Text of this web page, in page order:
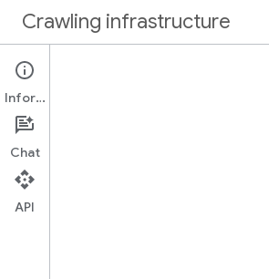
Crawling infrastructure
Introducción
Cómo
Verificar solicitudes de Google
Información
Chat
API